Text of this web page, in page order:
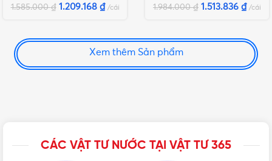
1.585.000₫ 1.209.168 ₫ cái 1.984.000₫ 1.513.836 ₫ cái
Xem thêm Sản phẩm
CÁC VẬT TƯ NƯỚC TẠI VẬT TƯ 365